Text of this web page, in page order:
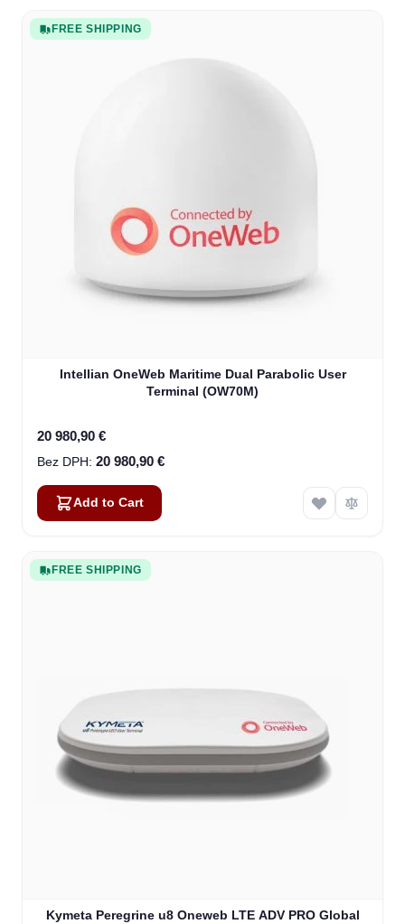
FREE SHIPPING
Intellian OneWeb Maritime Dual Parabolic User
Terminal (OW70M)
20 980,90 €
20 980,90 €
Add to Cart
FREE SHIPPING
Kymeta Peregrine u8 Oneweb LTE ADV PRO Global